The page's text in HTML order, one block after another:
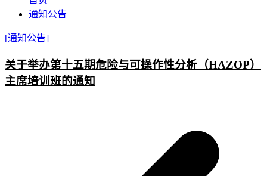
通知公告
[通知公告]
关于举办第十五期危险与可操作性分析（HAZOP）
主席培训班的通知